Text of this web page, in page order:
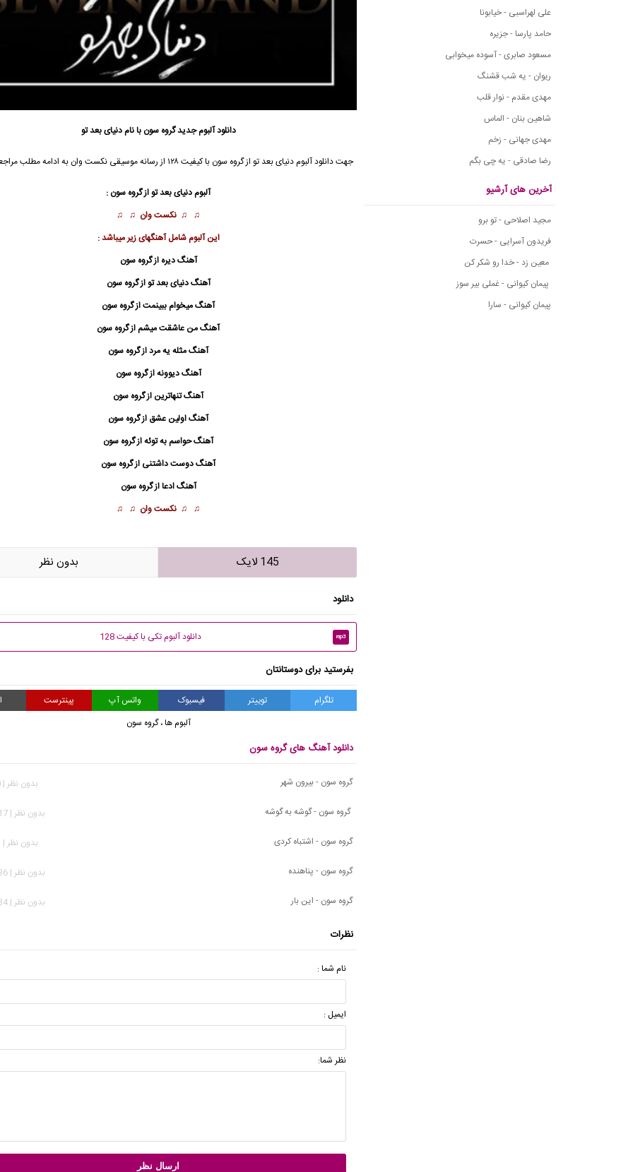
علی لهراسبی - خیابونا
حامد پارسا - جزیره
مسعود صابری - آسوده میخوابی
ریوان - یه شب قشنگ
مهدی مقدم - نوار قلب
شاهین بنان - الماس
مهدی جهانی - زخم
رضا صادقی - یه چی بگم
آخرین های آرشیو
مجید اصلاحی - تو برو
فریدون آسرایی - حسرت
معین زد - خدا رو شکر کن
پیمان کیوانی - غملی بیر سوز
پیمان کیوانی - سارا
دانلود آلبوم جدیدگروه سون با نام دنیای بعد تو
جهتدانلود آلبومدنیای بعد تو ازگروه سون با کیفیت ۱۲۸ از رسانه موسیقی نکست وان به ادامه مطلب مراجعه نمائید …
آلبوم دنیای بعد تو ازگروه سون :
♫ ♫ نکست وان ♫ ♫
این آلبوم شامل آهنگهای زیر میباشد :
آهنگ دیره از گروه سون
آهنگ دنیای بعد تو از گروه سون
آهنگ میخوام ببینمت از گروه سون
آهنگ من عاشقت میشم از گروه سون
آهنگ مثله یه مرد از گروه سون
آهنگ دیوونه از گروه سون
آهنگ تنهاترین از گروه سون
آهنگ اولین عشق از گروه سون
آهنگ حواسم به توئه از گروه سون
آهنگ دوست داشتنی از گروه سون
آهنگ ادعا از گروه سون
♫ ♫ نکست وان ♫ ♫
145 لایک بدون نظر
دانلود
mp3 دانلود آلبوم تکی با کیفیت 128
بفرستید برای دوستانتان
تلگرام توییتر فیسبوک واتس آپ پینترست
آلبوم ها،گروه سون
دانلود آهنگ های گروه سون
گروه سون - بیرون شهر
بدون نظر | 930 بازدید
گروه سون - گوشه به گوشه
بدون نظر | 1,017 بازدید
گروه سون - اشتباه کردی
بدون نظر | 963 بازدید
گروه سون - پناهنده
بدون نظر | 1,736 بازدید
گروه سون - این بار
بدون نظر | 2,234 بازدید
نظرات
نام شما :
ایمیل :
نظر شما: